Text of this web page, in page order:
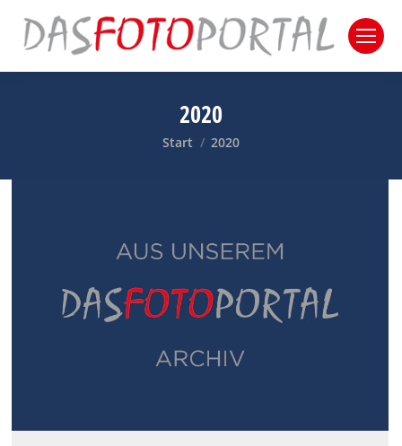
2020
Sie befinden sich hier:
Start 2020